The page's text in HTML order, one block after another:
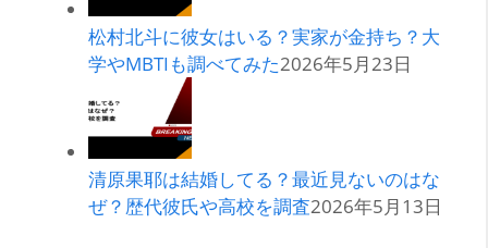
松村北斗に彼女はいる？実家が金持ち？大
学やMBTIも調べてみた2026年5月23日
清原果耶は結婚してる？最近見ないのはな
ぜ？歴代彼氏や高校を調査2026年5月13日